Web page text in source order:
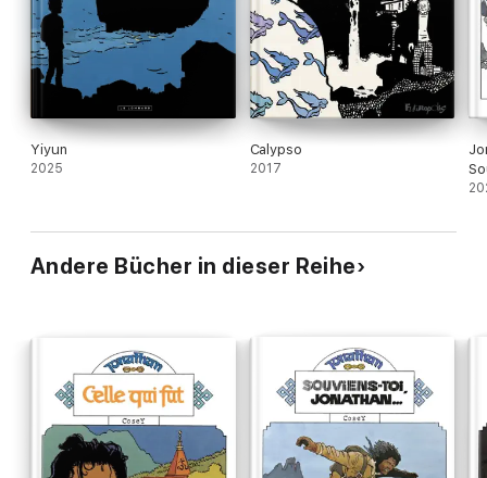
Yiyun
2025
Calypso
2017
Andere Bücher in dieser Reihe